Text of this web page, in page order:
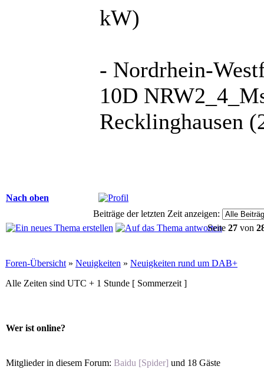
kW)
- Nordrhein-
10D
Recklinghausen
Nach oben
Beiträge der letzten Zeit anzeigen:
Seite 27 von
Foren-Übersicht » Neuigkeiten » Neuigkeiten rund um DAB+
Alle Zeiten sind UTC + 1 Stunde [ Sommerzeit ]
Wer ist online?
Mitglieder in diesem Forum: Baidu [Spider] und 18 Gäste